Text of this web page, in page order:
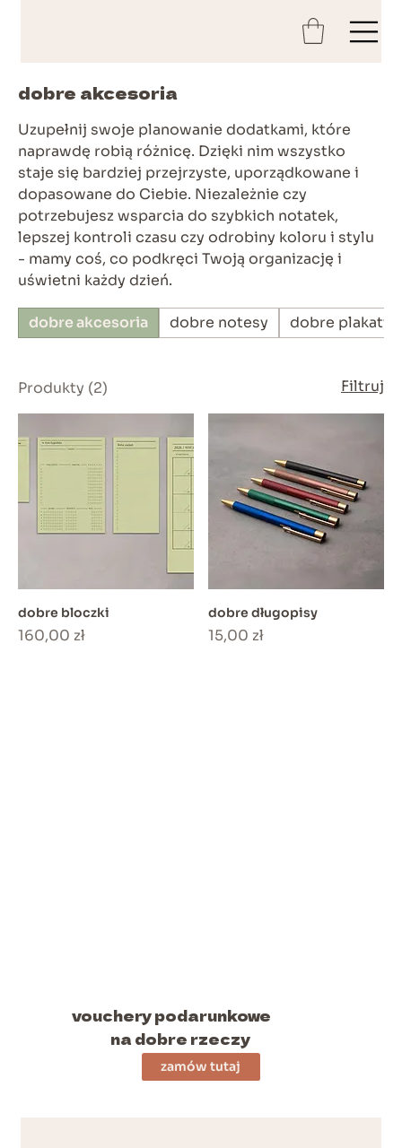
dobre akcesoria
Uzupełnij swoje planowanie dodatkami, które
naprawdę robią różnicę. Dzięki nim wszystko
staje się bardziej przejrzyste, uporządkowane i
dopasowane do Ciebie. Niezależnie czy
potrzebujesz wsparcia do szybkich notatek,
lepszej kontroli czasu czy odrobiny koloru i stylu
- mamy coś, co podkręci Twoją organizację i
uświetni każdy dzień.
dobre akcesoria dobre notesy dobre plakaty
Produkty (2) Filtruj
dobre bloczki
Cena
160,00 zł
dobre długopisy
Cena
15,00 zł
vouchery podarunkowe
na dobre rzeczy
zamów tutaj